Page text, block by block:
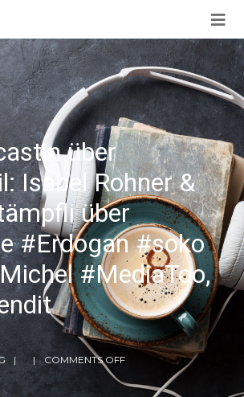
über
Isabel Rohner &
über
#Erdogan #soko
#MediaToo,
COMMENTS OFF